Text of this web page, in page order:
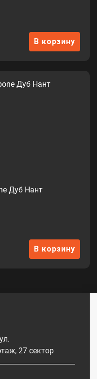
В корзину
Дуб Нант
В корзину
27 сектор